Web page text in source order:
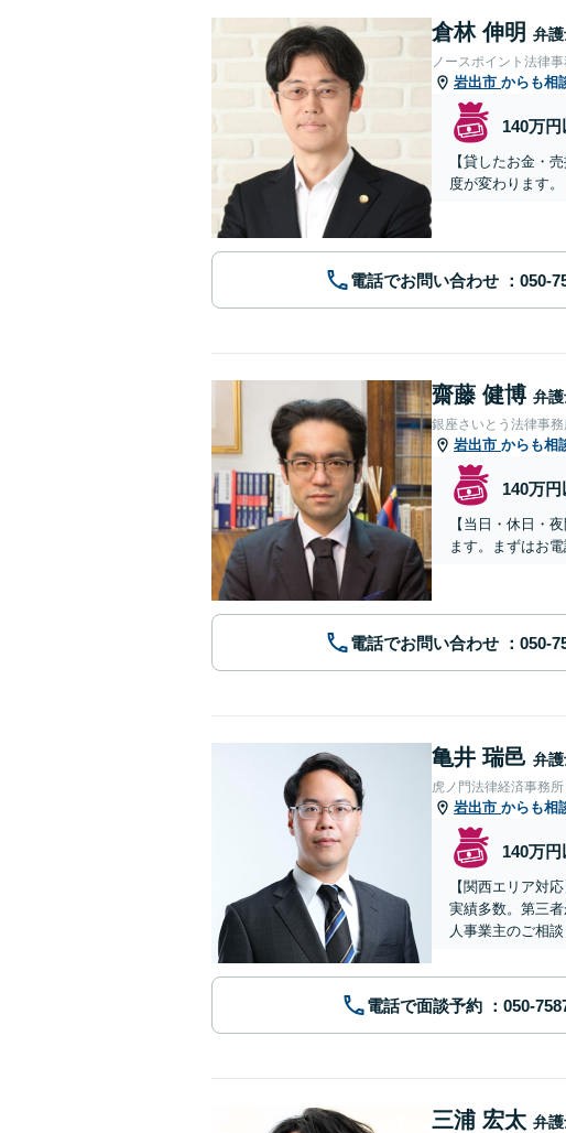
倉林 伸明 弁
ノースポイント法律
岩出市 からも相
140万
【貸したお金・
度が変わります
電話でお問い合わせ
齋藤 健博 弁
銀座さいとう法律事
岩出市 からも相
140万
【当日・休日・
ます。まずはお電
電話でお問い合わせ
亀井 瑞邑 弁
虎ノ門法律経済事務
岩出市 からも相
140万
【関西エリア対
実績多数。第三
人事業主のご相談
電話で面談予約
三浦 宏太 弁